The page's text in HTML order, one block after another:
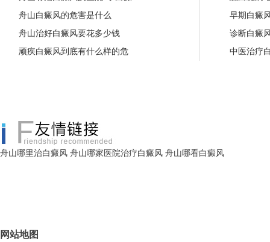
舟山白癜风的危害是什么
舟山治好白癜风要花多少钱
顽疾白癜风到底有什么样的危
早期白癜
诊断白癜
中医治疗
舟山哪里治白癜风 舟山哪家医院治疗白癜风 舟山哪看白癜风
网站地图